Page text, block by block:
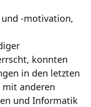
-motivation,
konnten
in den letzten
mit anderen
und Informatik